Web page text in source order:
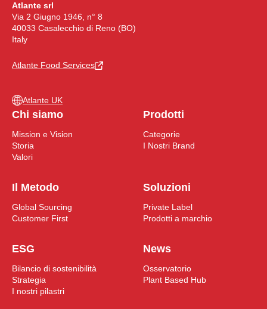
Atlante srl
Via 2 Giugno 1946, n° 8
40033 Casalecchio di Reno (BO)
Italy
Atlante Food Services
Atlante UK
Chi siamo
Mission e Vision
Storia
Valori
Prodotti
Categorie
I Nostri Brand
Il Metodo
Global Sourcing
Customer First
Soluzioni
Private Label
Prodotti a marchio
ESG
Bilancio di sostenibilità
Strategia
I nostri pilastri
News
Osservatorio
Plant Based Hub